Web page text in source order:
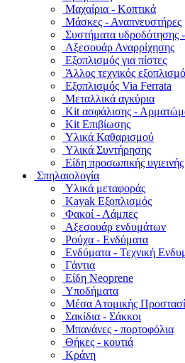
Μαχαίρια - Κοπτικά
Μάσκες - Αναπνευστήρες
Συστήματα υδροδότησης
Αξεσουάρ Αναρρίχησης
Εξοπλισμός για πίστες
Άλλος τεχνικός
Εξοπλισμός Via Ferrata
Μεταλλικά αγκύρια
Kit ασφάλισης -
Kit Επιβίωσης
Υλικά Καθαρισμού
Υλικά Συντήρησης
Είδη προσωπικής υγιεινής
Σπηλαιολογία
Υλικά μεταφοράς
Kayak Εξοπλισμός
Φακοί - Λάμπες
Αξεσουάρ ενδυμάτων
Ρούχα - Ενδύματα
Ενδύματα - Τεχνική
Γάντια
Είδη Neoprene
Υποδήματα
Μέσα Ατομικής
Σακίδια - Σάκκοι
Μπανάνες - πορτοφόλια
Θήκες - κουτιά
Κράνη